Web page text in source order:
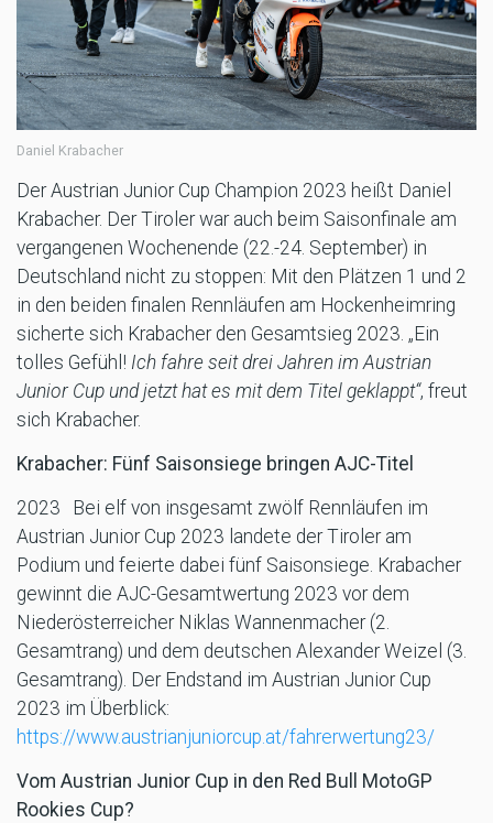
Daniel Krabacher
Der Austrian Junior Cup Champion 2023 heißt Daniel
Krabacher. Der Tiroler war auch beim Saisonfinale am
vergangenen Wochenende (22.-24. September) in
Deutschland nicht zu stoppen: Mit den Plätzen 1 und 2
in den beiden finalen Rennläufen am Hockenheimring
sicherte sich Krabacher den Gesamtsieg 2023. „Ein
tolles Gefühl! Ich fahre seit drei Jahren im Austrian
Junior Cup und jetzt hat es mit dem Titel geklappt“, freut
sich Krabacher.
Krabacher: Fünf Saisonsiege bringen AJC-Titel
2023 Bei elf von insgesamt zwölf Rennläufen im
Austrian Junior Cup 2023 landete der Tiroler am
Podium und feierte dabei fünf Saisonsiege. Krabacher
gewinnt die AJC-Gesamtwertung 2023 vor dem
Niederösterreicher Niklas Wannenmacher (2.
Gesamtrang) und dem deutschen Alexander Weizel (3.
Gesamtrang). Der Endstand im Austrian Junior Cup
2023 im Überblick:
https://www.austrianjuniorcup.at/fahrerwertung23/
Vom Austrian Junior Cup in den Red Bull MotoGP
Rookies Cup?